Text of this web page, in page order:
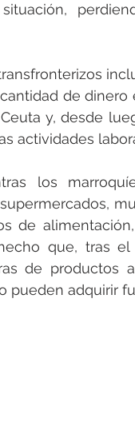
de dinero
y, desde
actividades
los
de
que, tras
de productos
pueden adquirir